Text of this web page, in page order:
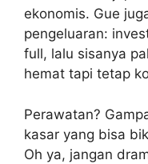
ekonomis. Gue
pengeluaran:
full, lalu sisanya
hemat tapi tetap
Perawatan?
kasar yang bisa
Oh ya, jangan